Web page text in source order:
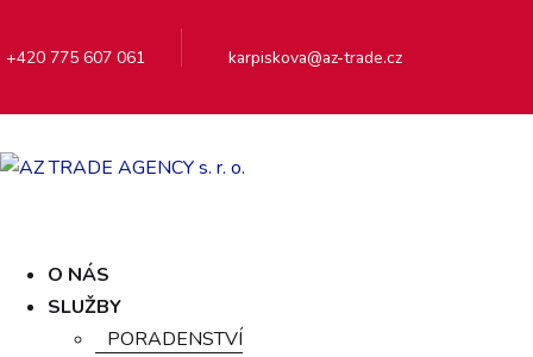
+420 775 607 061 karpiskova@az-trade.cz
O NÁS
SLUŽBY
PORADENSTVÍ